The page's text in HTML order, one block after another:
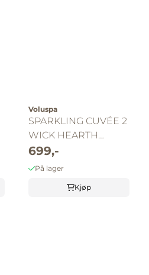
Voluspa
SPARKLING CUVÉE 2
WICK HEARTH
CANDLE
699,-
På lager
Kjøp